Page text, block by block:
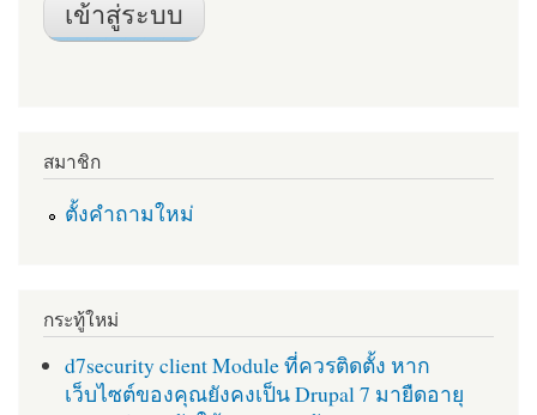
สมาชิก
ตั้งคำถามใหม่
กระทู้ใหม่
d7security client Module ที่ควรติดตั้ง หาก
เว็บไซต์ของคุณยังคงเป็น Drupal 7 มายืดอายุ